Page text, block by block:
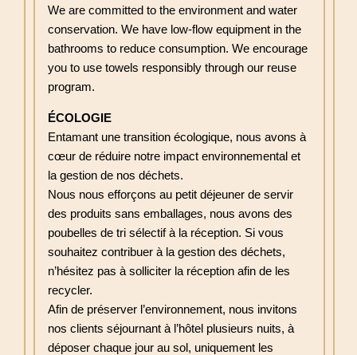
We are committed to the environment and water
conservation. We have low-flow equipment in the
bathrooms to reduce consumption. We encourage
you to use towels responsibly through our reuse
program.
ÉCOLOGIE
Entamant une transition écologique, nous avons à
cœur de réduire notre impact environnemental et
la gestion de nos déchets.
Nous nous efforçons au petit déjeuner de servir
des produits sans emballages, nous avons des
poubelles de tri sélectif à la réception. Si vous
souhaitez contribuer à la gestion des déchets,
n’hésitez pas à solliciter la réception afin de les
recycler.
Afin de préserver l’environnement, nous invitons
nos clients séjournant à l’hôtel plusieurs nuits, à
déposer chaque jour au sol, uniquement les